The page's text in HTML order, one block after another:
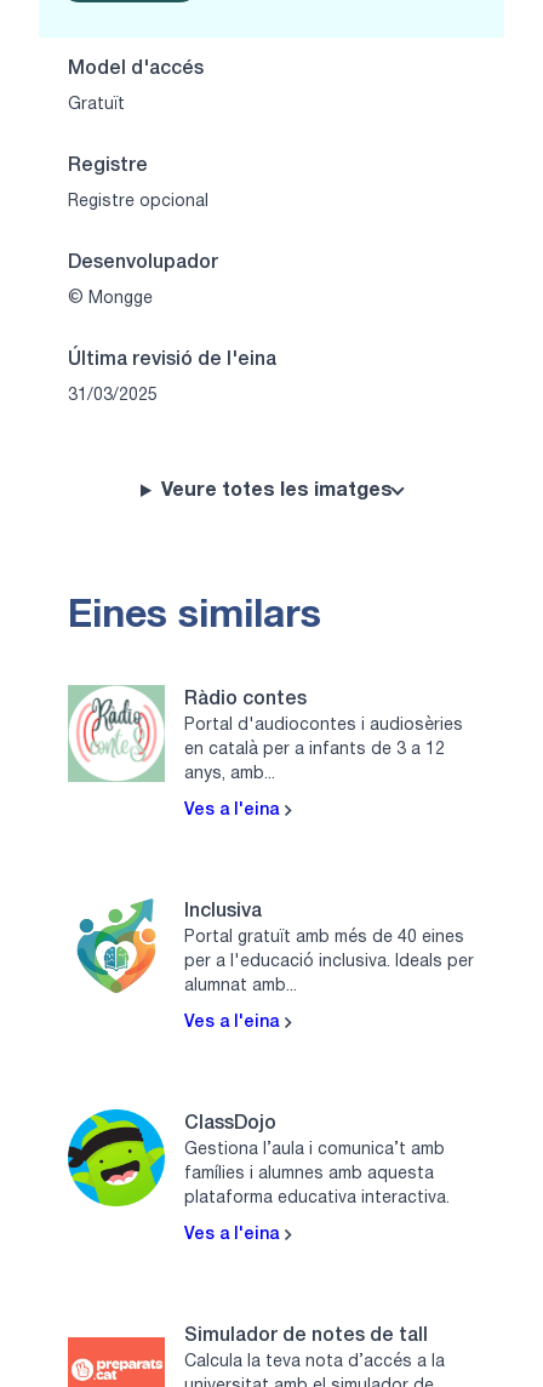
Model d'accés
Gratuït
Registre
Registre opcional
Desenvolupador
© Mongge
Última revisió de l'eina
31/03/2025
Veure totes les imatges
Eines similars
Ràdio contes
Portal d'audiocontes i audiosèries
en català per a infants de 3 a 12
anys, amb...
Ves a l'eina
Inclusiva
Portal gratuït amb més de 40 eines
per a l'educació inclusiva. Ideals per
alumnat amb...
Ves a l'eina
ClassDojo
Gestiona l’aula i comunica’t amb
famílies i alumnes amb aquesta
plataforma educativa interactiva.
Ves a l'eina
Simulador de notes de tall
Calcula la teva nota d’accés a la